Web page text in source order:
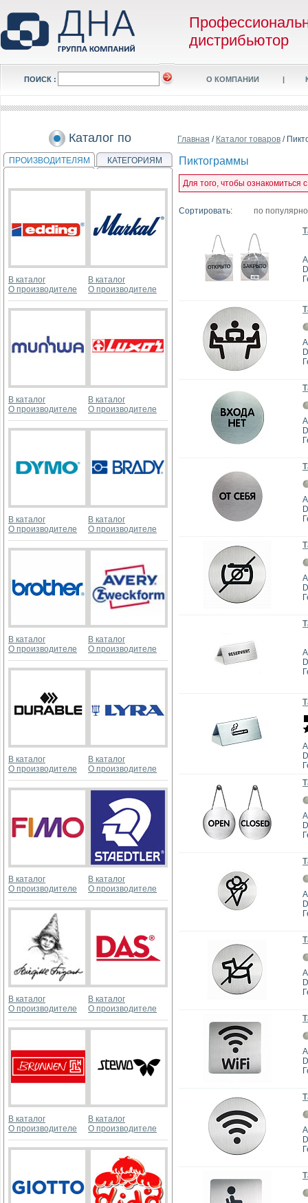
дистрибьютор
ПОИСК : О КОМПАНИИ |
Каталог по
ПРОИЗВОДИТЕЛЯМ КАТЕГОРИЯМ
В каталог
О производителе
В каталог
О производителе
В каталог
О производителе
В каталог
О производителе
В каталог
О производителе
В каталог
О производителе
В каталог
О производителе
В каталог
О производителе
В каталог
О производителе
В каталог
О производителе
В каталог
О производителе
В каталог
О производителе
В каталог
О производителе
В каталог
О производителе
В каталог
О производителе
В каталог
О производителе
Главная / Каталог товаров /
Пиктограммы
Для того, чтобы ознакомиться
Сортировать: по